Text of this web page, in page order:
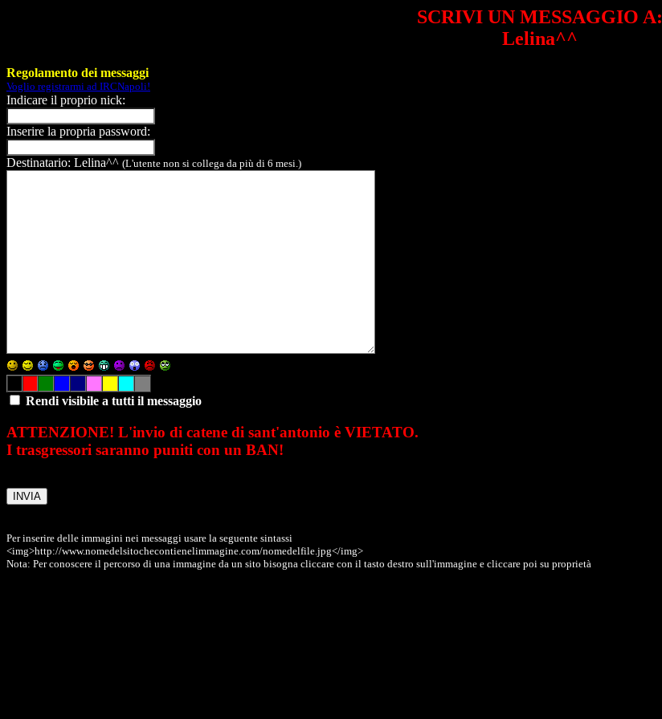
SCRIVI UN MESSAGGIO A:
Lelina^^
Regolamento dei messaggi
Voglio registrarmi ad IRCNapoli!
Indicare il proprio nick:
Inserire la propria password:
Destinatario: Lelina^^ (L'utente non si collega da più di 6 mesi.)
Rendi visibile a tutti il messaggio
ATTENZIONE! L'invio di catene di sant'antonio è VIETATO.
I trasgressori saranno puniti con un BAN!
Per inserire delle immagini nei messaggi usare la seguente sintassi
<img>http://www.nomedelsitochecontienelimmagine.com/nomedelfile.jpg</img>
Nota: Per conoscere il percorso di una immagine da un sito bisogna cliccare con il tasto destro sull'immagine e cliccare poi su proprietà